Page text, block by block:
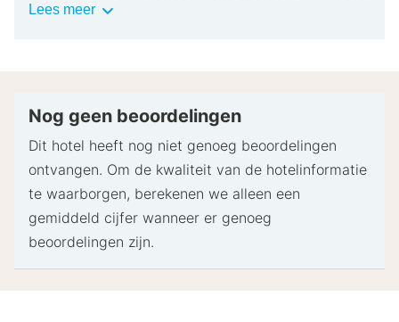
extra personen een toeslag in rekening worden
pinpas of borgsom in contanten te verstrekken
Speciale verzoeken worden onder voorbehoud van
beschikbaarheid bij het inchecken ingewilligd.
Hiervoor kunnen extra kosten in rekening worden
gebracht. Speciale verzoeken kunnen niet worden
gegarandeerd.
Lees meerBelangrijke
Nog geen beoordelingen
Dit hotel heeft nog niet genoeg beoordelingen
ontvangen. Om de kwaliteit van de hotelinformatie
te waarborgen, berekenen we alleen een
gemiddeld cijfer wanneer er genoeg
beoordelingen zijn.